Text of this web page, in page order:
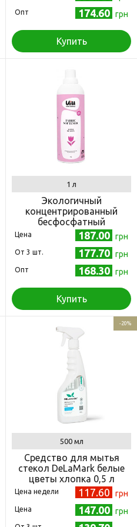
Опт 174.60 грн
Купить
1 л
Экологичный
концентрированный
бесфосфатный
кондиционер-
ополаскиватель UIU
Альпийский луг 1 л
Цена 187.00 грн
Oт 3 шт. 177.70 грн
Опт 168.30 грн
Купить
-20%
500 мл
Средство для мытья
стекол DeLaMark белые
цветы хлопка 0,5 л
Цена недели 117.60 грн
Цена 147.00 грн